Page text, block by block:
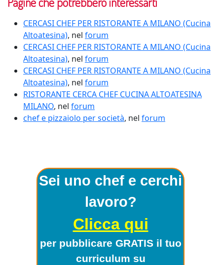
CERCASI CHEF PER RISTORANTE A MILANO (Cucina
Altoatesina), nel forum
CERCASI CHEF PER RISTORANTE A MILANO (Cucina
Altoatesina), nel forum
CERCASI CHEF PER RISTORANTE A MILANO (Cucina
Altoatesina), nel forum
RISTORANTE CERCA CHEF CUCINA ALTOATESINA
MILANO, nel forum
chef e pizzaiolo per società, nel forum
Sei uno chef e cerchi
lavoro?
Clicca qui
per pubblicare GRATIS il tuo
curriculum su